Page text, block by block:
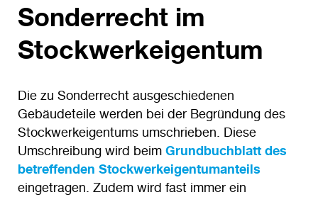
Sonderrecht im
Stockwerkeigentum
Die zu Sonderrecht ausgeschiedenen
Gebäudeteile werden bei der Begründung des
Stockwerkeigentums umschrieben. Diese
Umschreibung wird beim Grundbuchblatt des
betreffenden Stockwerkeigentumanteils
eingetragen. Zudem wird fast immer ein